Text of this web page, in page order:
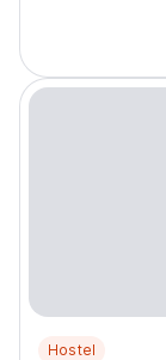
Hostel